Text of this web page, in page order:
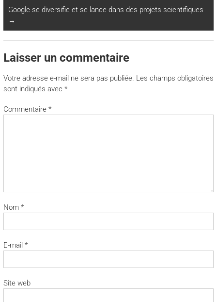
Google se diversifie et se lance dans des projets scientifiques
→
Laisser un commentaire
Votre adresse e-mail ne sera pas publiée. Les champs obligatoires
sont indiqués avec *
Commentaire *
Nom *
E-mail *
Site web